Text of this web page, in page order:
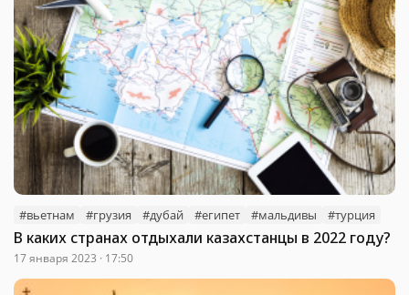
#вьетнам #грузия #дубай #египет #мальдивы #турция
В каких странах отдыхали казахстанцы в 2022 году?
17 января 2023 · 17:50